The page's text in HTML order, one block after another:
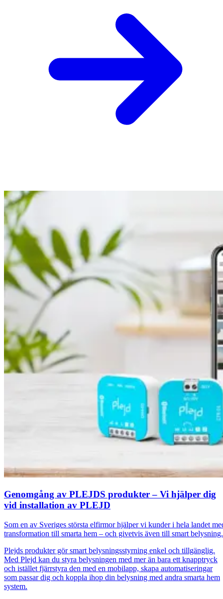
Genomgång av PLEJDS produkter – Vi hjälper dig
vid installation av PLEJD
Som en av Sveriges största elfirmor hjälper vi kunder i hela landet
transformation till smarta hem – och givetvis även till smart
Plejds produkter gör smart belysningsstyrning enkel och tillgänglig.
Med Plejd kan du styra belysningen med mer än bara ett knapptryck
och istället fjärrstyra den med en mobilapp, skapa automatiseringar
som passar dig och koppla ihop din belysning med andra smarta hem
system.